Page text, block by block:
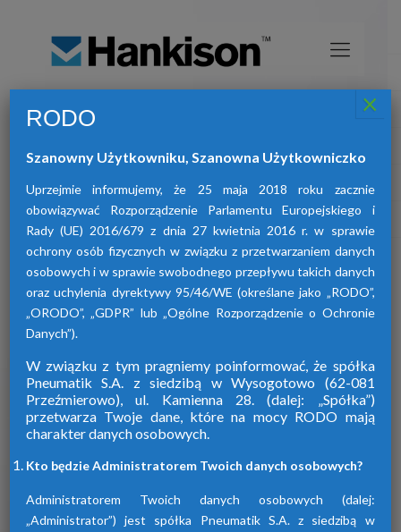
HANKISON
Firma Pneumatik pojawiła się na rynku
sprężonego powietrza, dostarczając
urządzeń.
RODO
Szanowny Użytkowniku, Szanowna Użytkowniczko
Uprzejmie informujemy, że 25 maja 2018 roku zacznie
obowiązywać Rozporządzenie Parlamentu Europejskiego i
Rady (UE) 2016/679 z dnia 27 kwietnia 2016 r. w sprawie
ochrony osób fizycznych w związku z przetwarzaniem danych
osobowych i w sprawie swobodnego przepływu takich danych
oraz uchylenia dyrektywy 95/46/WE (określane jako „RODO”,
„ORODO”, „GDPR” lub „Ogólne Rozporządzenie o Ochronie
Danych”).
W związku z tym pragniemy poinformować, że spółka
Pneumatik S.A. z siedzibą w Wysogotowo (62-081
Przeźmierowo), ul. Kamienna 28. (dalej: „Spółka”)
przetwarza Twoje dane, które na mocy RODO mają
charakter danych osobowych.
Kto będzie Administratorem Twoich danych osobowych?
Administratorem Twoich danych osobowych (dalej:
„Administrator”) jest spółka Pneumatik S.A. z siedzibą w
×